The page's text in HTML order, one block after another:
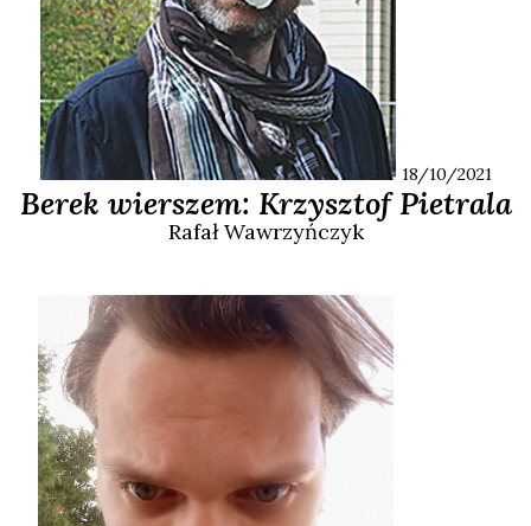
18/10/2021
Berek wierszem: Krzysztof Pietrala
RafałWawrzyńczyk